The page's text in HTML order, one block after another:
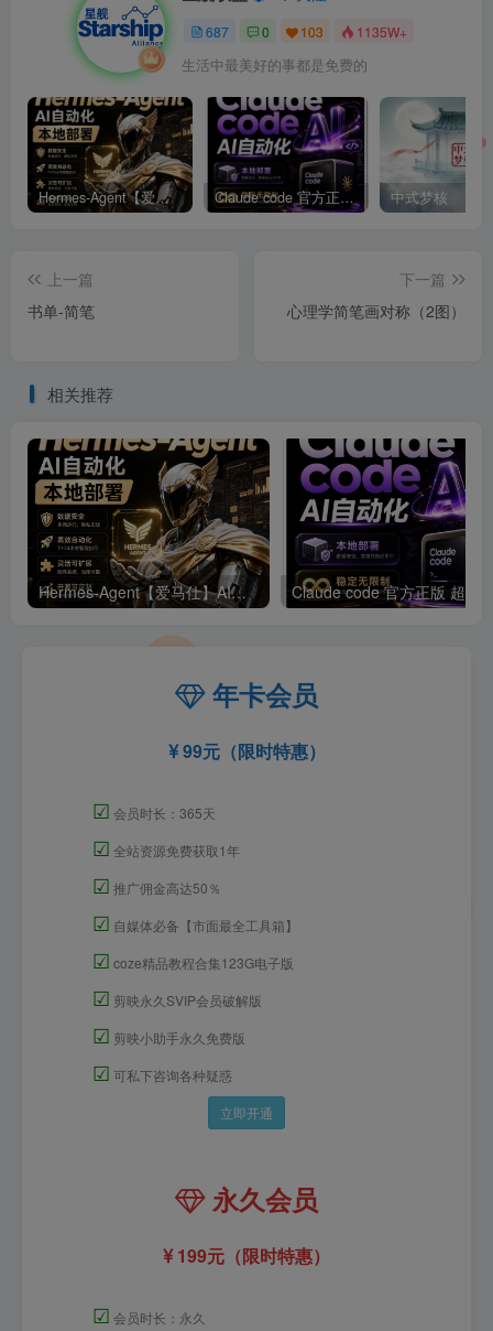
687 0 103 1135W+
生活中最美好的事都是免费的
Hermes-Agent【爱马仕】AI自动化部署【会员免费领取安装包】 Claude code 官方正版 超强工具【会员免费领取安装包】 中式梦核
上一篇
书单-简笔
下一篇
心理学简笔画对称（2图）
相关推荐
Hermes-Agent【爱马仕】AI自动化部署【会员免费领取安装包】
年卡会员
99元（限时特惠）
☑ 会员时长：365天
☑ 全站资源免费获取1年
☑ 推广佣金高达50％
☑ 自媒体必备【市面最全工具箱】
☑ coze精品教程合集123G电子版
☑ 剪映永久SVIP会员破解版
☑ 剪映小助手永久免费版
☑ 可私下咨询各种疑惑
立即开通
永久会员
199元（限时特惠）
☑ 会员时长：永久